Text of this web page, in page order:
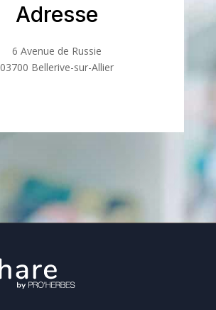
Adresse
6 Avenue de Russie
03700 Bellerive-sur-Allier